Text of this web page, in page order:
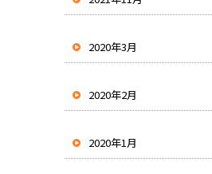
2020年3月
2020年2月
2020年1月